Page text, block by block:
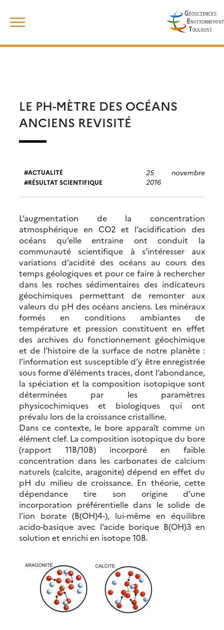
content
LE PH-MÈTRE DES OCÉANS
ANCIENS REVISITÉ
ACTUALITÉ
RÉSULTAT SCIENTIFIQUE
25 novembre
2016
L’augmentation de la concentration
atmosphérique en CO2 et l’acidification des
océans qu’elle entraine ont conduit la
communauté scientifique à s’intéresser aux
variations d’acidité des océans au cours des
temps géologiques et pour ce faire à rechercher
dans les roches sédimentaires des indicateurs
géochimiques permettant de remonter aux
valeurs du pH des océans anciens. Les minéraux
formés en conditions ambiantes de
température et pression constituent en effet
des archives du fonctionnement géochimique
et de l’histoire de la surface de notre planète :
l’information est susceptible d’y être enregistrée
sous forme d’éléments traces, dont l’abondance,
la spéciation et la composition isotopique sont
déterminées par les paramètres
physicochimiques et biologiques qui ont
prévalu lors de la croissance cristalline.
Dans ce contexte, le bore apparaît comme un
élément clef. La composition isotopique du bore
(rapport 11B/10B) incorporé en faible
concentration dans les carbonates de calcium
naturels (calcite, aragonite) dépend en effet du
pH du milieu de croissance. En théorie, cette
dépendance tire son origine d’une
incorporation préférentielle dans le solide de
l’ion borate (B(OH)4-), lui-même en équilibre
acido-basique avec l’acide borique B(OH)3 en
solution et enrichi en isotope 10B.